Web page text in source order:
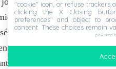
les relations et enrichit
sait utiliser ces instants
maintenant l’engagement
l’importance de l’écoute
"cookie" icon, or refuse trackers
clicking the X Closing
preferences" and object to
consent. These choices remain
powered